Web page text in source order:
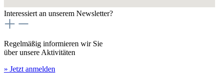
Interessiert an unserem Newsletter?
Regelmäßig informieren wir Sie
über unsere Aktivitäten
» Jetzt anmelden